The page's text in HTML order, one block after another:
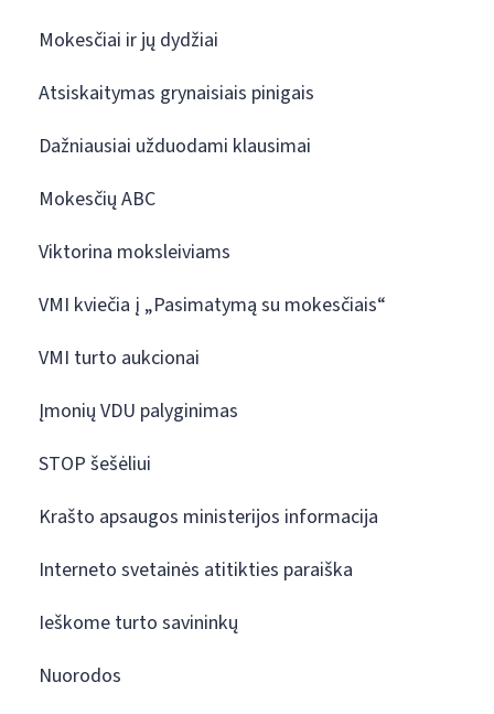
Mokesčiai ir jų dydžiai
Atsiskaitymas grynaisiais pinigais
Dažniausiai užduodami klausimai
Mokesčių ABC
Viktorina moksleiviams
VMI kviečia į „Pasimatymą su mokesčiais“
VMI turto aukcionai
Įmonių VDU palyginimas
STOP šešėliui
Krašto apsaugos ministerijos informacija
Interneto svetainės atitikties paraiška
Ieškome turto savininkų
Nuorodos